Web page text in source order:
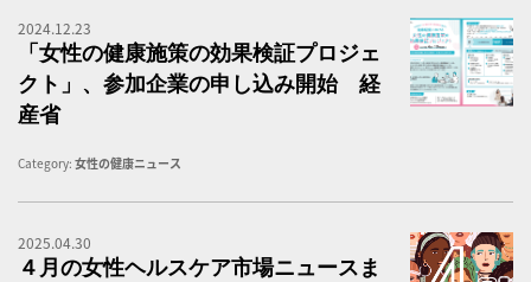
2024.12.23
「女性の健康施策の効果検証プロジェ
クト」、参加企業の申し込み開始 経
産省
Category: 女性の健康ニュース
2025.04.30
４月の女性ヘルスケア市場ニュースま